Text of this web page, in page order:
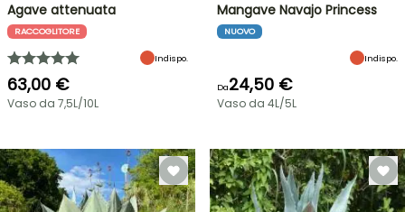
Agave attenuata
RACCOGLITORE
Indispo.
63,00 €
Vaso da 7,5L/10L
Mangave Navajo Princess
NUOVO
Indispo.
Da24,50 €
Vaso da 4L/5L